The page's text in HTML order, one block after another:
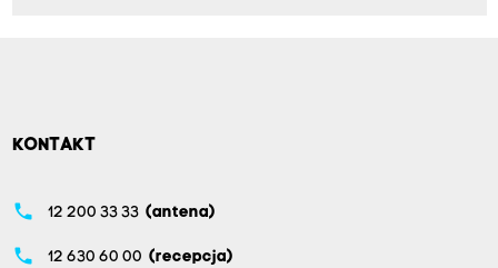
KONTAKT
phone 12 200 33 33 (antena)
phone 12 630 60 00 (recepcja)